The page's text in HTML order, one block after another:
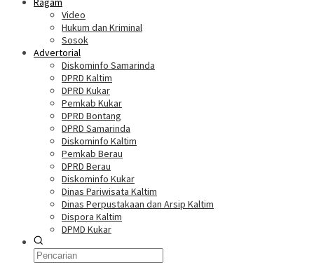
Video
Hukum dan Kriminal
Sosok
Advertorial
Diskominfo Samarinda
DPRD Kaltim
DPRD Kukar
Pemkab Kukar
DPRD Bontang
DPRD Samarinda
Diskominfo Kaltim
Pemkab Berau
DPRD Berau
Diskominfo Kukar
Dinas Pariwisata Kaltim
Dinas Perpustakaan dan Arsip Kaltim
Dispora Kaltim
DPMD Kukar